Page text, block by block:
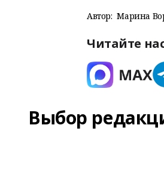
Автор: Марина
Читайте
Выбор